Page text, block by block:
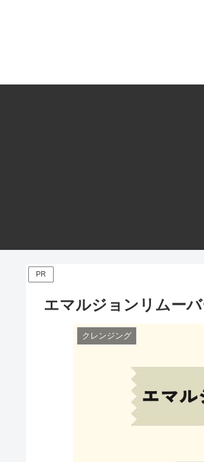
PR
エマルジョンリムー
クレンジング